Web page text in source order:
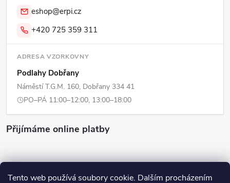
Tento web používá soubory cookie. Dalším procházením
eshop@erpi.cz
+420 725 359 311
ADRESA VZORKOVNY
Podlahy Dobřany
Náměstí T.G.M. 160, Dobřany 334 41
PO–PÁ 11:00–12:00, 13:00–18:00
Přijímáme online platby